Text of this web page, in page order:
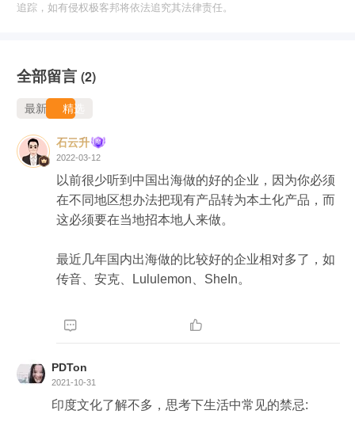
追踪，如有侵权极客邦将依法追究其法律责任。
全部留言 (2)
最新 精选
石云升
2022-03-12
以前很少听到中国出海做的好的企业，因为你必须
在不同地区想办法把现有产品转为本土化产品，而
这必须要在当地招本地人来做。
最近几年国内出海做的比较好的企业相对多了，如
传音、安克、Lululemon、SheIn。
 
PDTon
2021-10-31
印度文化了解不多，思考下生活中常见的禁忌: